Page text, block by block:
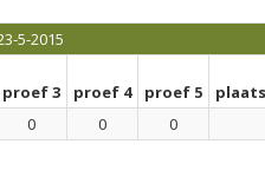
5-2015
proef 3 proef 4 proef 5
0 0 0